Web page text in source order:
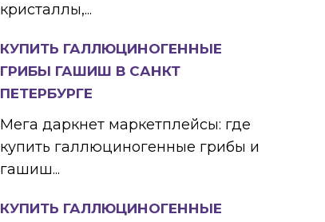
кристаллы,...
КУПИТЬ ГАЛЛЮЦИНОГЕННЫЕ
ГРИБЫ ГАШИШ В САНКТ
ПЕТЕРБУРГЕ
Мега даркнет маркетплейсы: где
купить галлюциногенные грибы и
гашиш...
КУПИТЬ ГАЛЛЮЦИНОГЕННЫЕ